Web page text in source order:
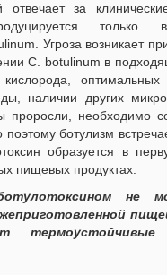
отвечает за
только
Угроза возникает
C. botulinum в
кислорода, оптимальных
наличии других
проросли, необходимо
ботулизм
образуется в
пищевых продуктах.
не